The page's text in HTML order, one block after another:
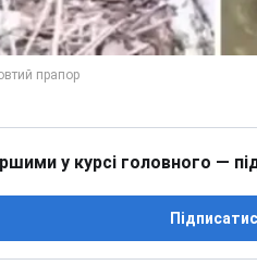
у курсі головного —